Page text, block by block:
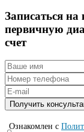
Записаться
первичную
счет
Ознакомлен с